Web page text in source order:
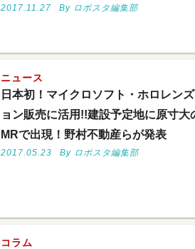
2017.11.27 By ロボスタ編集部
ニュース
日本初！マイクロソフト・ホロレン
ョン販売に活用!!建設予定地に原寸大
MRで出現！野村不動産らが発表
2017.05.23 By ロボスタ編集部
コラム